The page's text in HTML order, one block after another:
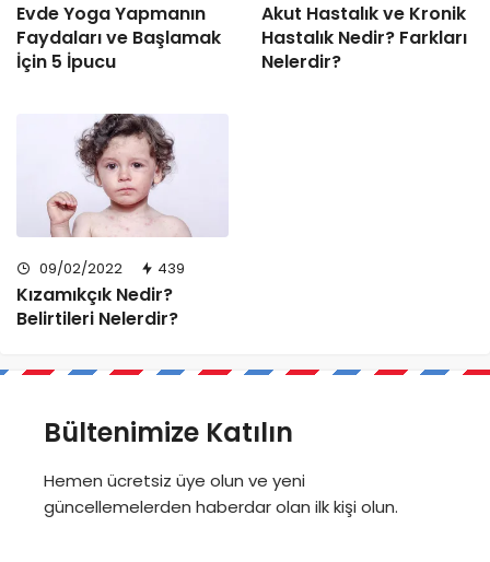
Evde Yoga Yapmanın
Faydaları ve Başlamak
İçin 5 İpucu
Akut Hastalık ve Kronik
Hastalık Nedir? Farkları
Nelerdir?
09/02/2022 439
Kızamıkçık Nedir?
Belirtileri Nelerdir?
Bültenimize Katılın
Hemen ücretsiz üye olun ve yeni
güncellemelerden haberdar olan ilk kişi olun.